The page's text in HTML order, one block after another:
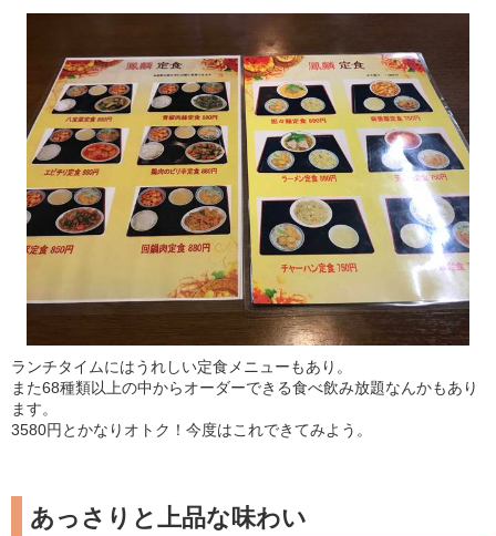
ランチタイムにはうれしい定食メニューもあり。
また68種類以上の中からオーダーできる食べ飲み放題なんかもあり
ます。
3580円とかなりオトク！今度はこれできてみよう。
あっさりと上品な味わい